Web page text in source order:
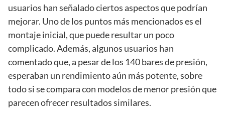
usuarios han señalado ciertos aspectos que podrían
mejorar. Uno de los puntos más mencionados es el
montaje inicial, que puede resultar un poco
complicado. Además, algunos usuarios han
comentado que, a pesar de los 140 bares de presión,
esperaban un rendimiento aún más potente, sobre
todo si se compara con modelos de menor presión que
parecen ofrecer resultados similares.